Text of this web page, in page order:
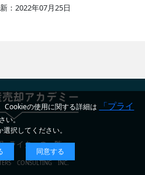
：2022年07月25日
ライターの一覧
CONSULTING INC.
Cookieの使用に関する詳細は
「プライ
い。
択してください。
同意する